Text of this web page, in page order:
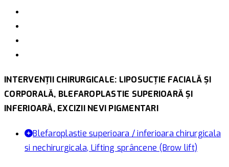
INTERVENȚII CHIRURGICALE: LIPOSUCȚIE FACIALĂ ȘI
CORPORALĂ, BLEFAROPLASTIE SUPERIOARĂ ȘI
INFERIOARĂ, EXCIZII NEVI PIGMENTARI
Blefaroplastie superioara / inferioara chirurgicala
si nechirurgicala, Lifting sprâncene (Brow lift)